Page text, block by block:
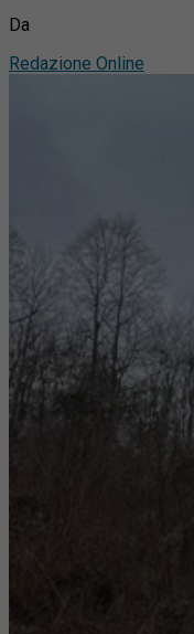
Da
Redazione Online